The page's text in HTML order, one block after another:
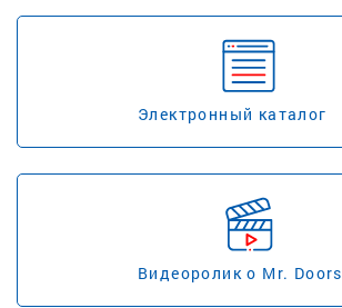
Электронный каталог
Видеоролик о Mr. Doors